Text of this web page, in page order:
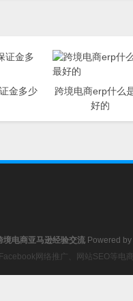
金多少
跨境电商erp什么
好的
境电商亚马逊经验交流 Powered by
网络推广、网站SEO等电